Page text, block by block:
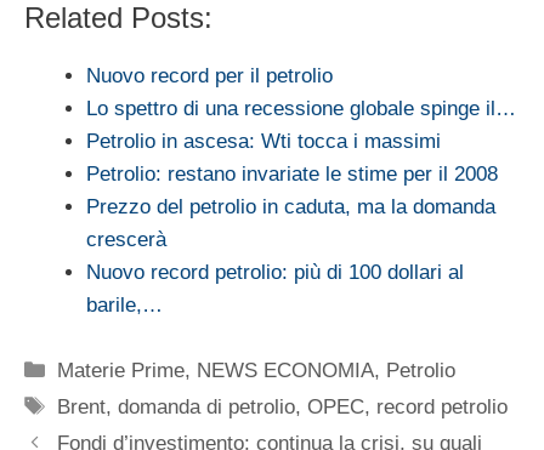
Related Posts:
Nuovo record per il petrolio
Lo spettro di una recessione globale spinge il…
Petrolio in ascesa: Wti tocca i massimi
Petrolio: restano invariate le stime per il 2008
Prezzo del petrolio in caduta, ma la domanda
crescerà
Nuovo record petrolio: più di 100 dollari al
barile,…
Categorie
Materie Prime, NEWS ECONOMIA, Petrolio
Tag
Brent,domanda di petrolio,OPEC, record petrolio
Fondi d’investimento: continua la crisi, su quali